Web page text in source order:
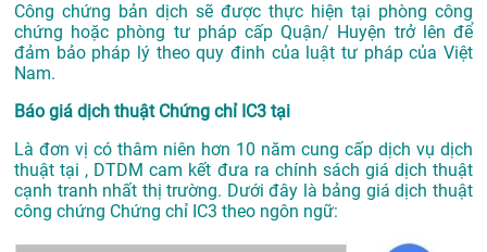
Công chứng bản dịch sẽ được thực hiện tại phòng công
chứng hoặc phòng tư pháp cấp Quận/ Huyện trở lên để
đảm bảo pháp lý theo quy đinh của luật tư pháp của Việt
Nam.
Báo giá dịch thuật Chứng chỉ IC3 tại
Là đơn vị có thâm niên hơn 10 năm cung cấp dịch vụ dịch
thuật tại , DTDM cam kết đưa ra chính sách giá dịch thuật
cạnh tranh nhất thị trường. Dưới đây là bảng giá dịch thuật
công chứng Chứng chỉ IC3 theo ngôn ngữ: